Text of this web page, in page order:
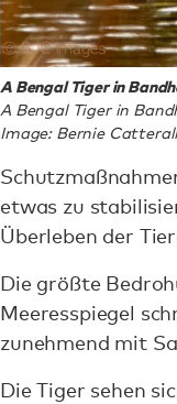
A Bengal Tiger in
A Bengal Tiger in
Image: Bernie
etwas zu
Überleben der
Die größte
Meeresspiegel
zunehmend mit
Die Tiger sehen